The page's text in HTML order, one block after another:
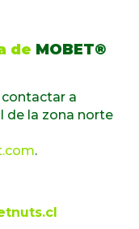
de MOBET®
a
de la zona norte
.